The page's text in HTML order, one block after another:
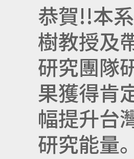
恭賀!!本
樹教授及
研究團隊
果獲得肯
幅提升台
研究能量。